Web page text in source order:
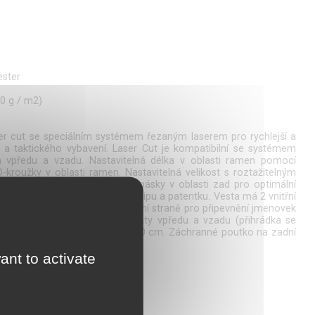
g / m2)
cut se speciálním systémem řezaným laserem pro rychlejší a
a taktického vybavení. Laser Cut je kompatibilní se systémem
vpředu a vzadu. Nastavitelná délka v oblasti ramen pomocí
kroužky v oblasti ramen. Nastavitelná velikost s roztažitelným
vesta má široké elastické pásky v oblasti zad pro optimální
pomocí trojitého suchého zipu a patentku. Vesta má 2 vnitřní
na suchý zip na přední a zadní straně pro připevnění jmenovek
být vybavena ochrannými pláty vpředu a vzadu (přihrádka se
nebo VP9 s rozměry 25 x 30 cm. Záchranné poutko na zadní
to activate